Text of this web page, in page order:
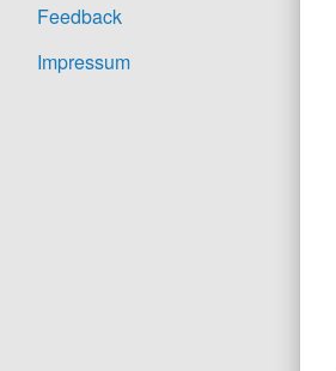
Feedback
Impressum